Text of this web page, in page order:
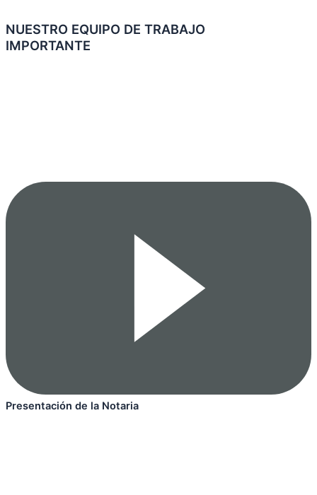
NUESTRO EQUIPO DE TRABAJO
IMPORTANTE
Presentación de la Notaria